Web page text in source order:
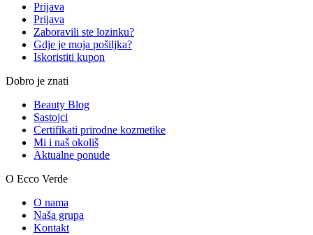
Prijava
Prijava
Zaboravili ste lozinku?
Gdje je moja pošiljka?
Iskoristiti kupon
Dobro je znati
Beauty Blog
Sastojci
Certifikati prirodne kozmetike
Mi i naš okoliš
Aktualne ponude
O Ecco Verde
O nama
Naša grupa
Kontakt